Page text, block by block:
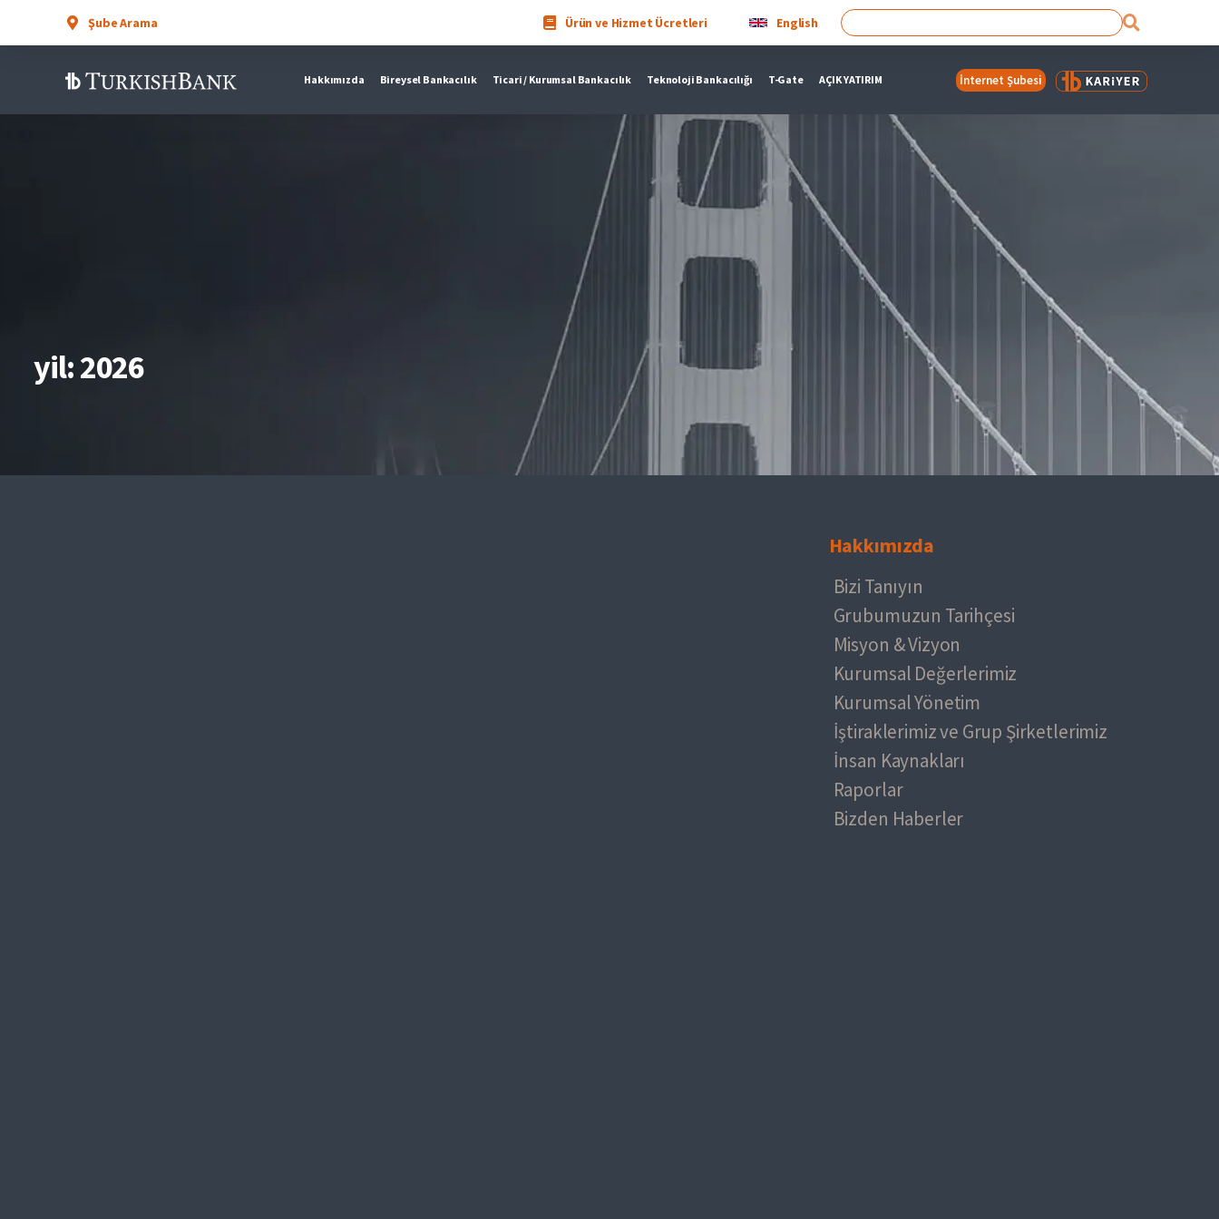
Şube Arama Ürün ve Hizmet Ücretleri English
Hakkımızda Bireysel Bankacılık Ticari / Kurumsal Bankacılık Teknoloji Bankacılığı T-Gate AÇIK YATIRIM İnternet Şubesi
yil:2026
Hakkımızda
Bizi Tanıyın
Grubumuzun Tarihçesi
Misyon & Vizyon
Kurumsal Değerlerimiz
Kurumsal Yönetim
İştiraklerimiz ve Grup Şirketlerimiz
İnsan Kaynakları
Raporlar
Bizden Haberler